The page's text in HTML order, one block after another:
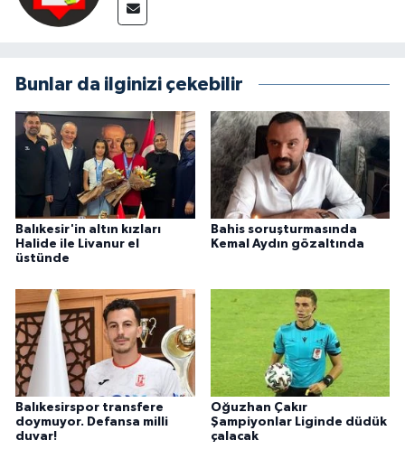
Bunlar da ilginizi çekebilir
Balıkesir'in altın kızları
Halide ile Livanur el
üstünde
Bahis soruşturmasında
Kemal Aydın gözaltında
Balıkesirspor transfere
doymuyor. Defansa milli
duvar!
Oğuzhan Çakır
Şampiyonlar Liginde düdük
çalacak